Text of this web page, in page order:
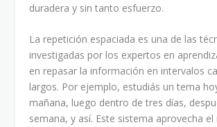
duradera y sin tanto esfuerzo.
La repetición espaciada es una de las
investigadas por los expertos en
en repasar la información en intervalos
largos. Por ejemplo, estudiás un tema
mañana, luego dentro de tres días,
semana, y así. Este sistema aprovecha